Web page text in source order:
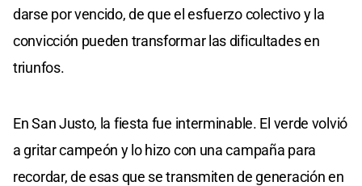
darse por vencido, de que el esfuerzo colectivo y la
convicción pueden transformar las dificultades en
triunfos.
En San Justo, la fiesta fue interminable. El verde volvió
a gritar campeón y lo hizo con una campaña para
recordar, de esas que se transmiten de generación en